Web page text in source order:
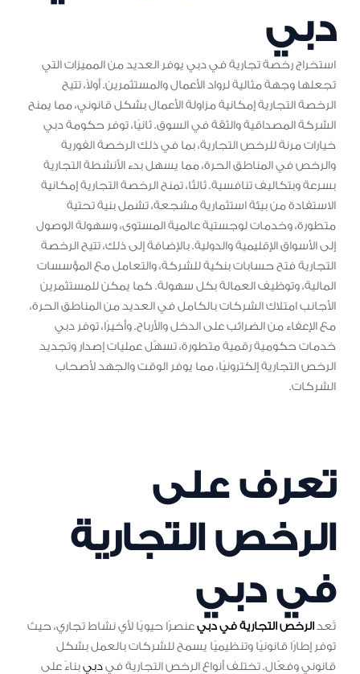
دبي
استخراج رخصة تجارية في دبي يوفر العديد من المميزات التي
تجعلها وجهة مثالية لرواد الأعمال والمستثمرين. أولاً، تتيح
الرخصة التجارية إمكانية مزاولة الأعمال بشكل قانوني، مما يمنح
الشركة المصداقية والثقة في السوق. ثانيًا، توفر حكومة دبي
خيارات مرنة للرخص التجارية، بما في ذلك الرخصة الفورية
والرخص في المناطق الحرة، مما يسهل بدء الأنشطة التجارية
بسرعة وبتكاليف تنافسية. ثالثًا، تمنح الرخصة التجارية إمكانية
الاستفادة من بيئة استثمارية مشجعة، تشمل بنية تحتية
متطورة، وخدمات لوجستية عالمية المستوى، وسهولة الوصول
إلى الأسواق الإقليمية والدولية. بالإضافة إلى ذلك، تتيح الرخصة
التجارية فتح حسابات بنكية للشركة، والتعامل مع المؤسسات
المالية، وتوظيف العمالة بكل سهولة. كما يمكن للمستثمرين
الأجانب امتلاك الشركات بالكامل في العديد من المناطق الحرة،
مع الإعفاء من الضرائب على الدخل والأرباح. وأخيرًا، توفر دبي
خدمات حكومية رقمية متطورة، تسهّل عمليات إصدار وتجديد
الرخص التجارية إلكترونيًا، مما يوفر الوقت والجهد لأصحاب
الشركات.
تعرف على
الرخص التجارية
في دبي
تُعد الرخص التجارية في دبيعنصرًا حيويًا لأي نشاط تجاري، حيث
توفر إطارًا قانونيًا وتنظيميًا يسمح للشركات بالعمل بشكل
قانوني وفعّال. تختلف أنواع الرخص التجارية فيدبيبناءً على